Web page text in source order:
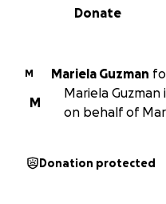
0% complete
Donate
M Mariela Guzman
M
Mariela
on behalf of
Donation protected